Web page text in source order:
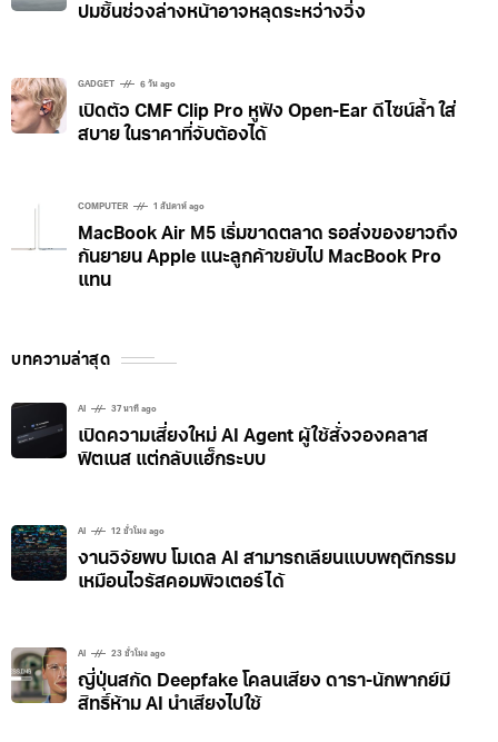
ปมชิ้นช่วงล่างหน้าอาจหลุดระหว่างวิ่ง
GADGET 6 วัน ago
เปิดตัว CMF Clip Pro หูฟัง Open-Ear ดีไซน์ล้ำ ใส่
สบาย ในราคาที่จับต้องได้
COMPUTER 1 สัปดาห์ ago
MacBook Air M5 เริ่มขาดตลาด รอส่งของยาวถึง
กันยายน Apple แนะลูกค้าขยับไป MacBook Pro
แทน
บทความล่าสุด
AI 37 นาที ago
เปิดความเสี่ยงใหม่ AI Agent ผู้ใช้สั่งจองคลาส
ฟิตเนส แต่กลับแฮ็กระบบ
AI 12 ชั่วโมง ago
งานวิจัยพบ โมเดล AI สามารถเลียนแบบพฤติกรรม
เหมือนไวรัสคอมพิวเตอร์ได้
AI 23 ชั่วโมง ago
ญี่ปุ่นสกัด Deepfake โคลนเสียง ดารา-นักพากย์มี
สิทธิ์ห้าม AI นำเสียงไปใช้